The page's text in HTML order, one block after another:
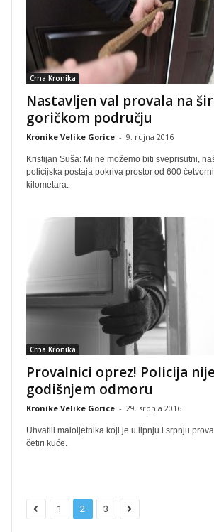
Crna Kronika
Nastavljen val provala na
goričkom području
Kronike Velike Gorice - 9. rujna 2016
Kristijan Suša: Mi ne možemo biti sveprisutni,
policijska postaja pokriva prostor od 600
kilometara.
Crna Kronika
Provalnici oprez! Policija
godišnjem odmoru
Kronike Velike Gorice - 29. srpnja 2016
Uhvatili maloljetnika koji je u lipnju i srpnju
četiri kuće.
1 2 3